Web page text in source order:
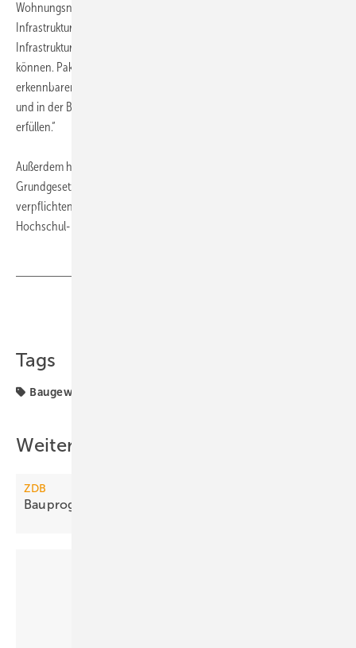
Wohnungsnot in Ballungsräumen, die Herausforderungen der
Infrastruktur in ländlichen Regionen sowie die Sanierung der
Infrastruktur werden Bund und Länder nur gemeinsam bewältigen
können. Pakleppa: „Bund und Länder sollten die jetzt schon
erkennbaren Fehlentwicklungen der Föderalismusreform analysieren
und in der Baupolitik die Aufgaben zukünftig wieder gemeinsam
erfüllen.“
Außerdem hat der ZDB die Länder aufgerufen, sich bis zu einer
Grundgesetzänderung mittels einer Berichtspflicht selbst zu
verpflichten, die Mittel des Bundes zweckgebunden im Wohnungs-,
Hochschul- und Straßenbau einzusetzen. ■
Tags
Baugewerbe
Weitere Inhalte
ZDB
Bauprognose 2013: 3 bis 4 % mehr